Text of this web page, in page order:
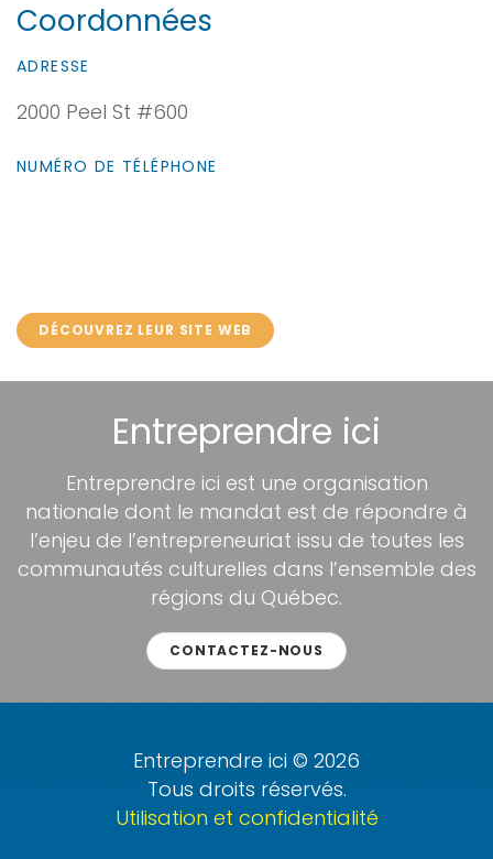
Coordonnées
ADRESSE
2000 Peel St #600
NUMÉRO DE TÉLÉPHONE
DÉCOUVREZ LEUR SITE WEB
Entreprendre ici
Entreprendre ici est une organisation
nationale dont le mandat est de répondre à
l’enjeu de l’entrepreneuriat issu de toutes les
communautés culturelles dans l’ensemble des
régions du Québec.
CONTACTEZ-NOUS
Entreprendre ici © 2026
Tous droits réservés.
Utilisation et confidentialité